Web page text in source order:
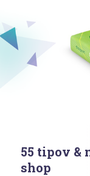
55 tipov &
shop